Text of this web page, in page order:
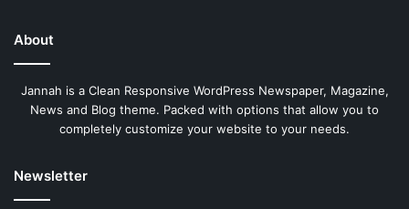
About
Jannah is a Clean Responsive WordPress Newspaper, Magazine,
News and Blog theme. Packed with options that allow you to
completely customize your website to your needs.
Newsletter